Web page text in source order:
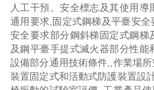
人工干預。安全標志及其使用
通用要求,固定式鋼梯及平臺安
安全要求部分鋼斜梯固定式鋼
及鋼平臺手提式滅火器部分性
設備部分通用技術條件,,作業場
裝置固定式和活動式防護裝置設